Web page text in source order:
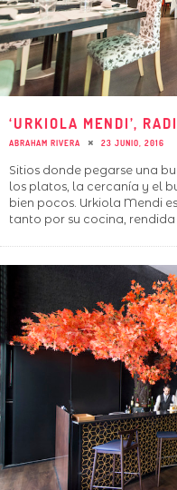
‘URKIOLA MENDI’,
ABRAHAM RIVERA 23 JUNIO, 2016
Sitios donde pegarse una
los platos, la cercanía y el
bien pocos. Urkiola Mendi
tanto por su cocina,